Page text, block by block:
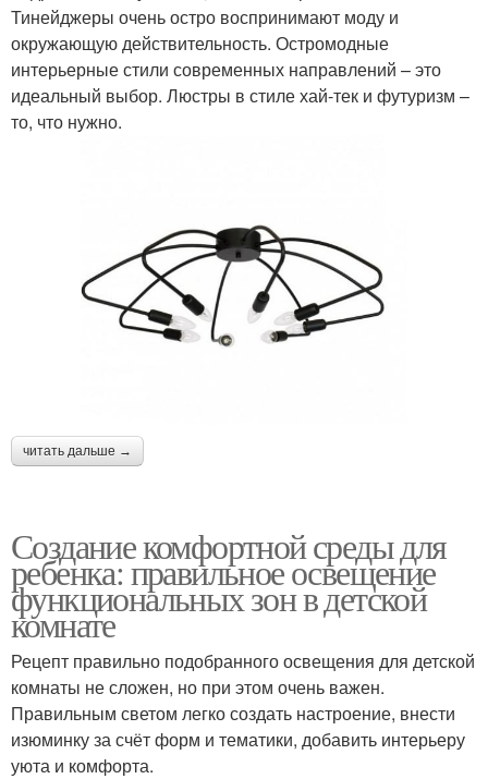
Тинейджеры очень остро воспринимают моду и
окружающую действительность. Остромодные
интерьерные стили современных направлений – это
идеальный выбор. Люстры в стиле хай-тек и футуризм –
то, что нужно.
читать дальше →
Создание комфортной среды для
ребенка: правильное освещение
функциональных зон в детской
комнате
Рецепт правильно подобранного освещения для детской
комнаты не сложен, но при этом очень важен.
Правильным светом легко создать настроение, внести
изюминку за счёт форм и тематики, добавить интерьеру
уюта и комфорта.